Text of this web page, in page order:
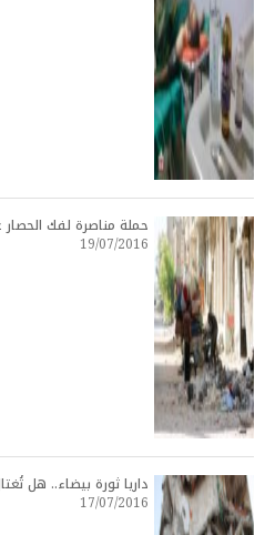
حملة مناصرة لفك الحصار
19/07/2016
داريا ثورة بيضاء.. هل
17/07/2016